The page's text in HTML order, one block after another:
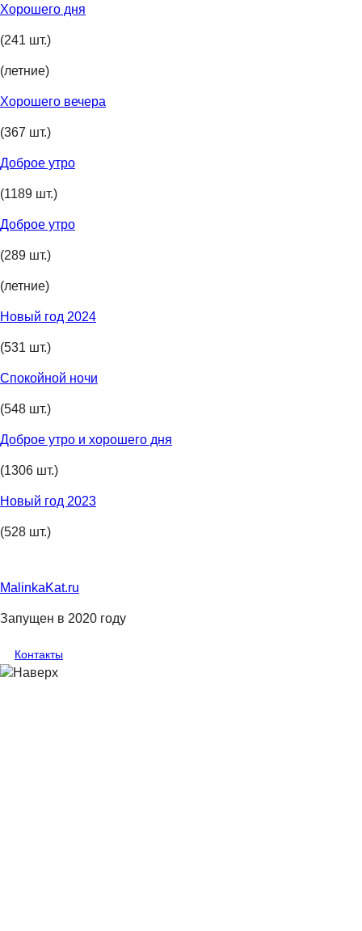
Хорошего дня
(241 шт.)
(летние)
Хорошего вечера
(367 шт.)
Доброе утро
(1189 шт.)
Доброе утро
(289 шт.)
(летние)
Новый год 2024
(531 шт.)
Спокойной ночи
(548 шт.)
Доброе утро и хорошего дня
(1306 шт.)
Новый год 2023
(528 шт.)
MalinkaKat.ru
Запущен в 2020 году
Контакты